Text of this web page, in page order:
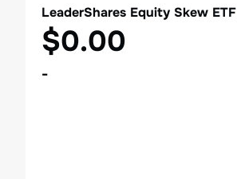
LeaderShares Equity Skew ETF
$0.00
-